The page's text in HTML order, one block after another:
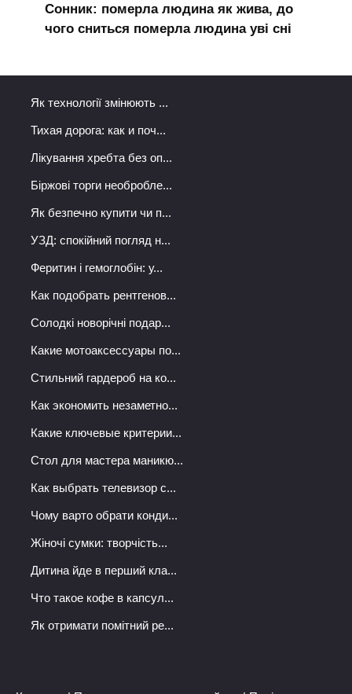
Сонник: померла людина як жива, до
чого сниться померла людина уві сні
Як технології змінюють ...
Тихая дорога: как и поч...
Лікування хребта без оп...
Біржові торги необробле...
Як безпечно купити чи п...
УЗД: спокійний погляд н...
Феритин і гемоглобін: у...
Как подобрать рентгенов...
Солодкі новорічні подар...
Какие мотоаксессуары по...
Стильний гардероб на ко...
Как экономить незаметно...
Какие ключевые критерии...
Стол для мастера маникю...
Как выбрать телевизор с...
Чому варто обрати конди...
Жіночі сумки: творчість...
Дитина йде в перший кла...
Что такое кофе в капсул...
Як отримати помітний ре...